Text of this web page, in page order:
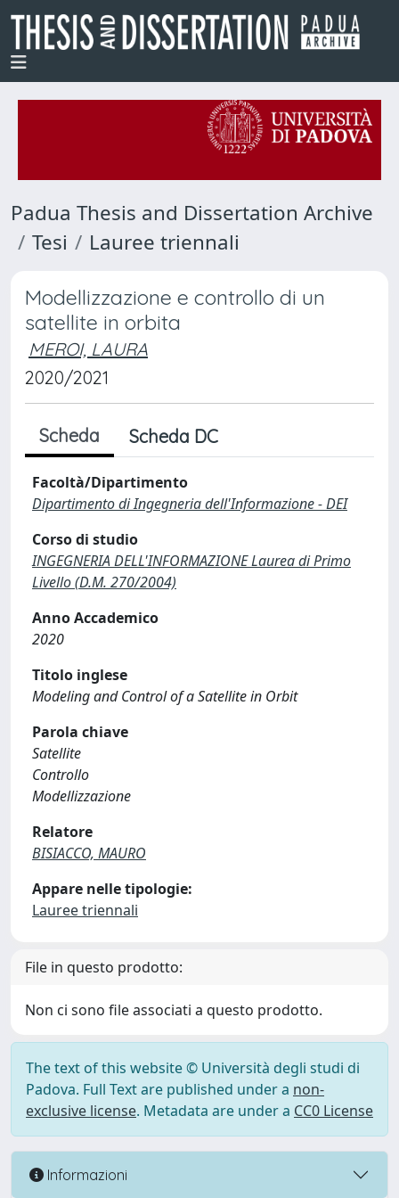
Padua Thesis and Dissertation Archive
Tesi
Lauree triennali
Modellizzazione e controllo di un
satellite in orbita
MEROI, LAURA
2020/2021
Scheda Scheda DC
Facoltà/Dipartimento
Dipartimento di Ingegneria dell'Informazione - DEI
Corso di studio
INGEGNERIA DELL'INFORMAZIONE Laurea di Primo
Livello (D.M. 270/2004)
Anno Accademico
2020
Titolo inglese
Modeling and Control of a Satellite in Orbit
Parola chiave
Satellite
Controllo
Modellizzazione
Relatore
BISIACCO, MAURO
Appare nelle tipologie:
Lauree triennali
File in questo prodotto:
Non ci sono file associati a questo prodotto.
The text of this website © Università degli studi di
Padova. Full Text are published under a non-
exclusive license. Metadata are under a CC0 License
Informazioni